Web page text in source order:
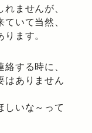
ませんが、
いて当然、
ます。
する時に、
はありません
しいな～って